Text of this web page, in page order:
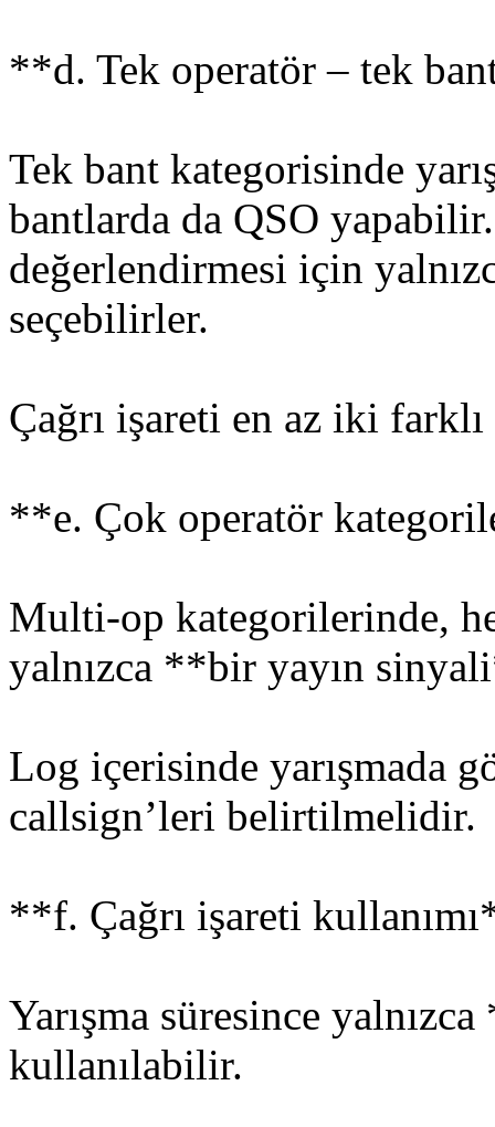
**d. Tek operatör – tek
Tek bant kategorisinde
bantlarda da QSO
değerlendirmesi için
seçebilirler.
Çağrı işareti en az iki
**e. Çok operatör
Multi-op kategorilerinde,
yalnızca **bir yayın
Log içerisinde yarışmada
callsign’leri belirtilmelidir.
**f. Çağrı işareti
Yarışma süresince
kullanılabilir.